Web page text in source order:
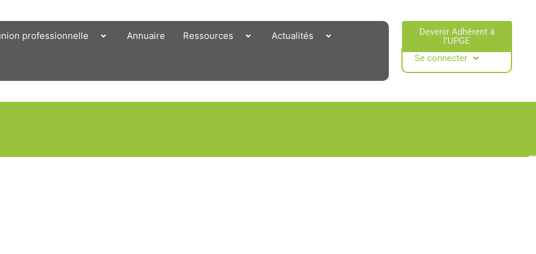
professionnelle Annuaire Ressources Actualités
Devenir Adhérent à
l'UPGE​
Se connecter